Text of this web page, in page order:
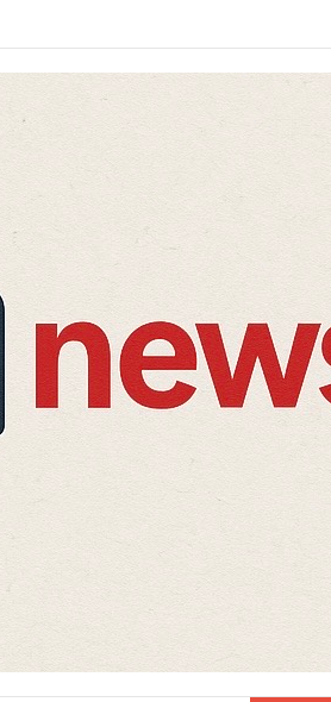
मूसलाधार बारिश के बीच कोई नाले किनारे छोड़ गया